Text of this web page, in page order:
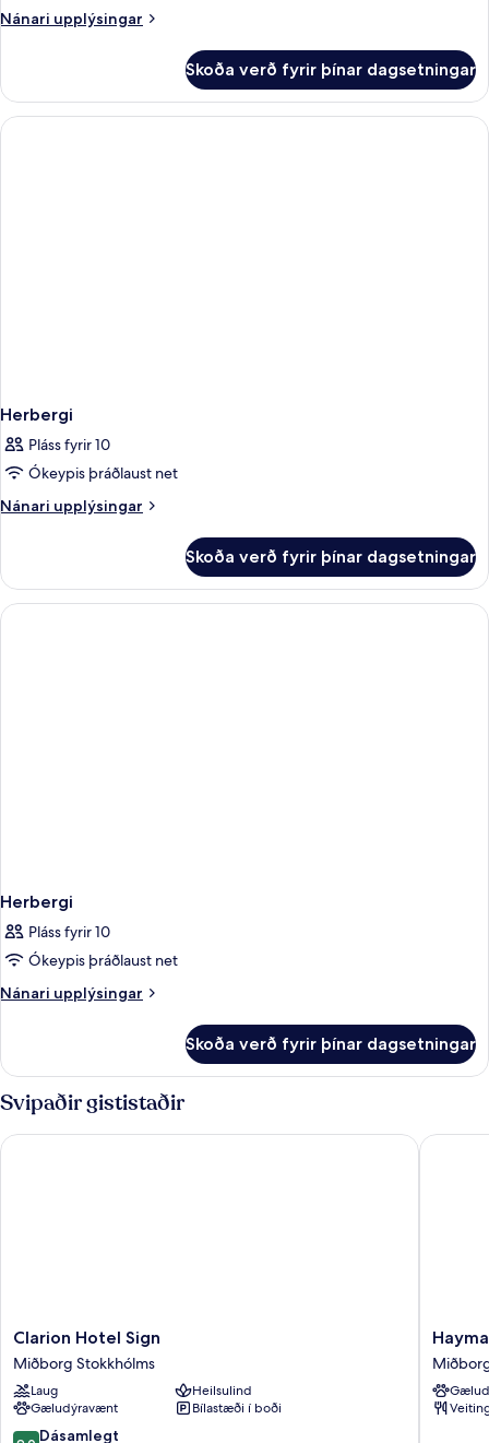
Nánari upplýsingar
Nánari
Skoða verð fyrir þínar dagsetningar
Herbergi
Pláss fyrir 10
Ókeypis þráðlaust net
Nánari upplýsingar
Nánari
Skoða verð fyrir þínar dagsetningar
Herbergi
Pláss fyrir 10
Ókeypis þráðlaust net
Nánari upplýsingar
Nánari
Skoða verð fyrir þínar dagsetningar
Svipaðir gististaðir
Clarion
Hotel
Sign
Miðborg
Stokkhólms
Clarion Hotel Sign
Miðborg Stokkhólms
Laug
Heilsulind
Gæludýravænt
Bílastæði í boði
9.0 Dásamlegt
Clarion Hotel Sign
by
Scandic